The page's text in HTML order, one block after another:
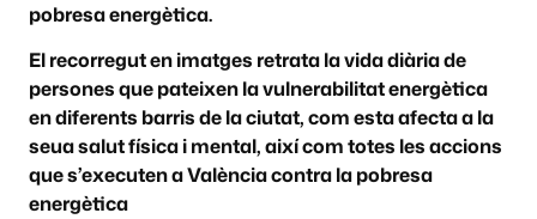
pobresa energètica.
El recorregut en imatges retrata la vida diària de
persones que pateixen la vulnerabilitat energètica
en diferents barris de la ciutat, com esta afecta a la
seua salut física i mental, així com totes les accions
que s’executen a València contra la pobresa
energètica